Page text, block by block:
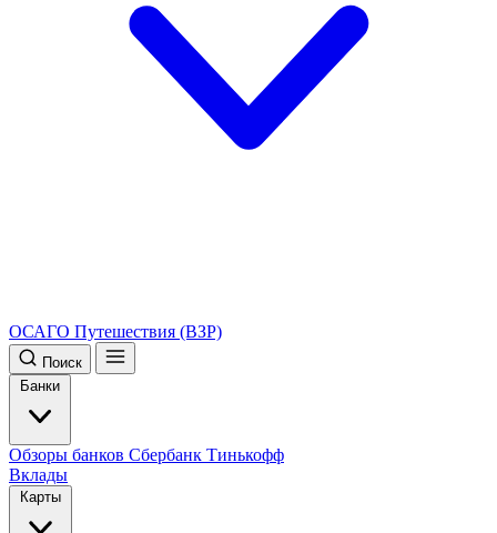
ОСАГО Путешествия (ВЗР)
Поиск
Банки
Обзоры банков Сбербанк Тинькофф
Вклады
Карты